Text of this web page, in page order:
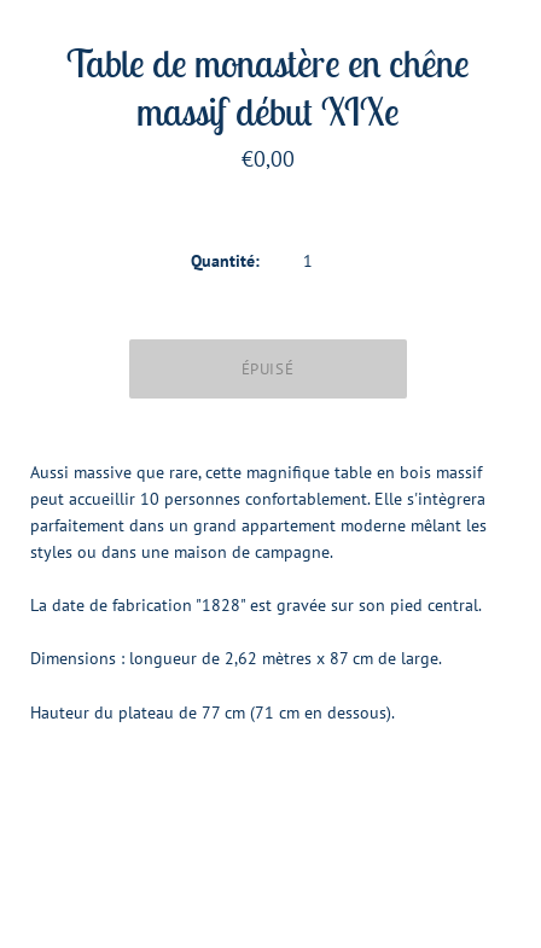
Table de monastère en chêne
massif début XIXe
€0,00
Quantité:
Aussi massive que rare, cette magnifique table en bois massif
peut accueillir 10 personnes confortablement. Elle s'intègrera
parfaitement dans un grand appartement moderne mêlant les
styles ou dans une maison de campagne.
La date de fabrication "1828" est gravée sur son pied central.
Dimensions : longueur de 2,62 mètres x 87 cm de large.
Hauteur du plateau de 77 cm (71 cm en dessous).